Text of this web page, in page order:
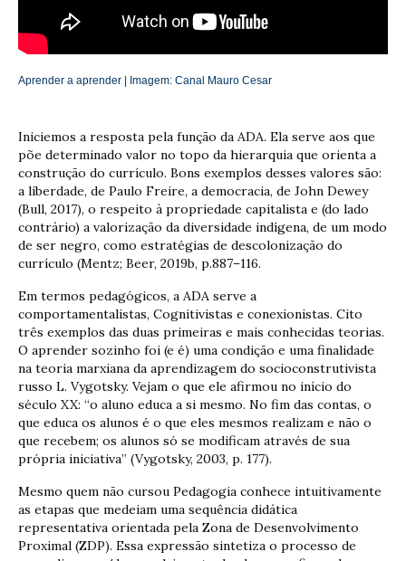
Aprender a aprender | Imagem: Canal Mauro Cesar
Iniciemos a resposta pela função da ADA. Ela serve aos que
põe determinado valor no topo da hierarquia que orienta a
construção do currículo. Bons exemplos desses valores são:
a liberdade, de Paulo Freire, a democracia, de John Dewey
(Bull, 2017), o respeito à propriedade capitalista e (do lado
contrário) a valorização da diversidade indígena, de um modo
de ser negro, como estratégias de descolonização do
currículo (Mentz; Beer, 2019b, p.887–116.
Em termos pedagógicos, a ADA serve a
comportamentalistas, Cognitivistas e conexionistas. Cito
três exemplos das duas primeiras e mais conhecidas teorias.
O aprender sozinho foi (e é) uma condição e uma finalidade
na teoria marxiana da aprendizagem do socioconstrutivista
russo L. Vygotsky. Vejam o que ele afirmou no início do
século XX: “o aluno educa a si mesmo. No fim das contas, o
que educa os alunos é o que eles mesmos realizam e não o
que recebem; os alunos só se modificam através de sua
própria iniciativa” (Vygotsky, 2003, p. 177).
Mesmo quem não cursou Pedagogia conhece intuitivamente
as etapas que medeiam uma sequência didática
representativa orientada pela Zona de Desenvolvimento
Proximal (ZDP). Essa expressão sintetiza o processo de